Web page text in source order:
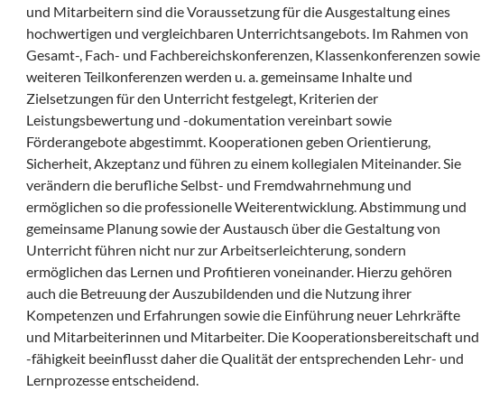
und Mitarbeitern sind die Voraussetzung für die Ausgestaltung eines
hochwertigen und vergleichbaren Unterrichtsangebots. Im Rahmen von
Gesamt-, Fach- und Fachbereichskonferenzen, Klassenkonferenzen sowie
weiteren Teilkonferenzen werden u. a. gemeinsame Inhalte und
Zielsetzungen für den Unterricht festgelegt, Kriterien der
Leistungsbewertung und -dokumentation vereinbart sowie
Förderangebote abgestimmt. Kooperationen geben Orientierung,
Sicherheit, Akzeptanz und führen zu einem kollegialen Miteinander. Sie
verändern die berufliche Selbst- und Fremdwahrnehmung und
ermöglichen so die professionelle Weiterentwicklung. Abstimmung und
gemeinsame Planung sowie der Austausch über die Gestaltung von
Unterricht führen nicht nur zur Arbeitserleichterung, sondern
ermöglichen das Lernen und Profitieren voneinander. Hierzu gehören
auch die Betreuung der Auszubildenden und die Nutzung ihrer
Kompetenzen und Erfahrungen sowie die Einführung neuer Lehrkräfte
und Mitarbeiterinnen und Mitarbeiter. Die Kooperationsbereitschaft und
-fähigkeit beeinflusst daher die Qualität der entsprechenden Lehr- und
Lernprozesse entscheidend.